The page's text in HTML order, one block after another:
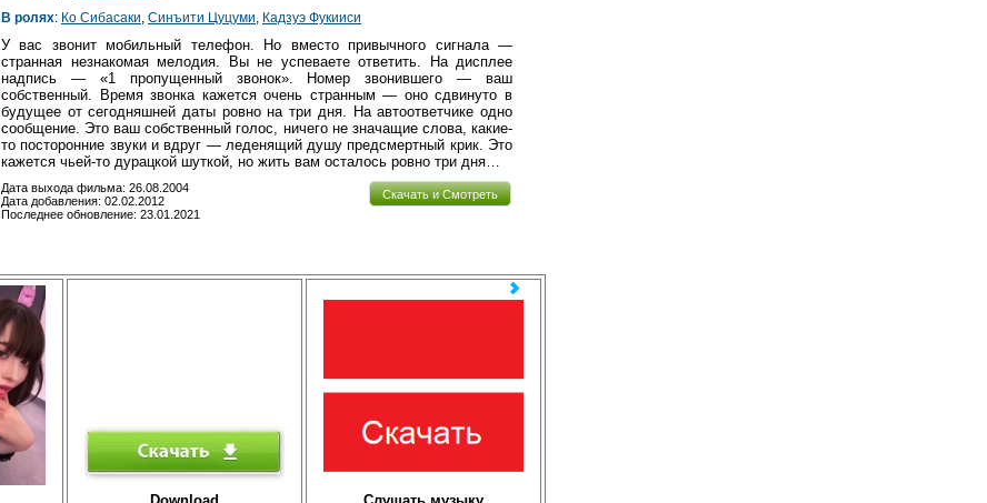
В ролях: Ко Сибасаки Синъити Цуцуми Кадзуэ Фукииси
У вас звонит мобильный телефон. Но вместо привычного сигнала —
странная незнакомая мелодия. Вы не успеваете ответить. На дисплее
надпись — «1 пропущенный звонок». Номер звонившего — ваш
собственный. Время звонка кажется очень странным — оно сдвинуто в
будущее от сегодняшней даты ровно на три дня. На автоответчике одно
сообщение. Это ваш собственный голос, ничего не значащие слова, какие-
то посторонние звуки и вдруг — леденящий душу предсмертный крик. Это
кажется чьей-то дурацкой шуткой, но жить вам осталось ровно три дня…
Скачать и Смотреть
Дата выхода фильма: 26.08.2004
Дата добавления: 02.02.2012
Последнее обновление: 23.01.2021